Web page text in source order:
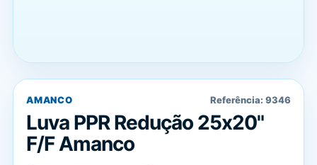
AMANCO Referência: 9346
Luva PPR Redução 25x20"
F/F Amanco